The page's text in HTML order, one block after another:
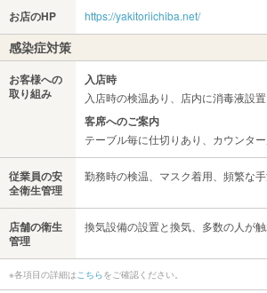
お店のHP https://yakitoriichiba.net/
感染症対策
お客様への
取り組み
入店時
入店時の検温あり、店内に消毒液設置
客席へのご案内
テーブル毎に仕切りあり、カウンタ
従業員の安
全衛生管理
勤務時の検温、マスク着用、頻繁な
店舗の衛生
管理
換気設備の設置と換気、多数の人が
※各項目の詳細はこちらをご確認ください。